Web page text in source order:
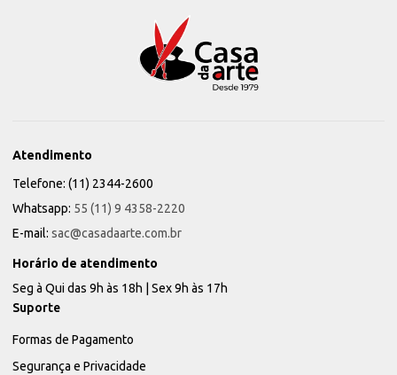
Atendimento
Telefone: (11) 2344-2600
Whatsapp: 55 (11) 9 4358-2220
E-mail: sac@casadaarte.com.br
Horário de atendimento
Seg à Qui das 9h às 18h | Sex 9h às 17h
Suporte
Formas de Pagamento
Segurança e Privacidade